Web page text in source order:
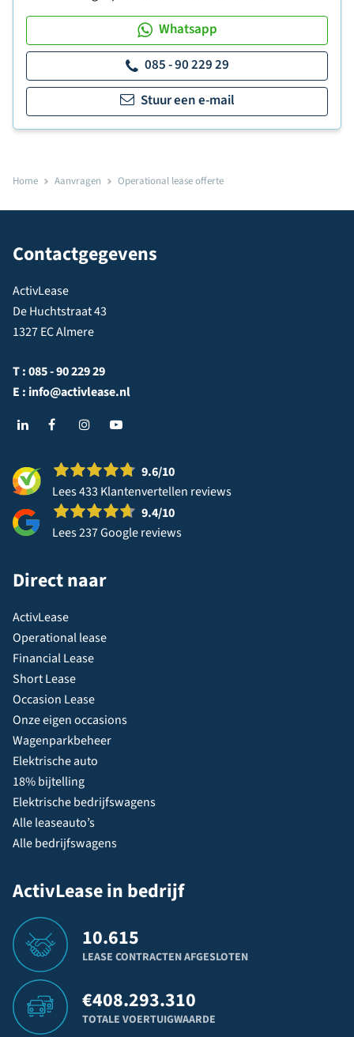
Whatsapp
085 - 90 229 29
Stuur een e-mail
Home Aanvragen Operational lease offerte
Contactgegevens
ActivLease
De Huchtstraat 43
1327 EC Almere
T :085 - 90 229 29
E : info@activlease.nl
9.6/10
Lees 433 Klantenvertellen reviews
9.4/10
Lees 237 Google reviews
Direct naar
ActivLease
Operational lease
Financial Lease
Short Lease
Occasion Lease
Onze eigen occasions
Wagenparkbeheer
Elektrische auto
18% bijtelling
Elektrische bedrijfswagens
Alle leaseauto’s
Alle bedrijfswagens
ActivLease in bedrijf
10.615
LEASE CONTRACTEN AFGESLOTEN
€408.293.310
TOTALE VOERTUIGWAARDE